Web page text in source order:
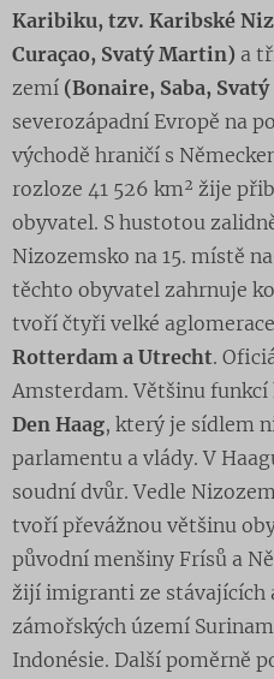
Karibiku, tzv. Karibské
Curaçao, Svatý Martin) a
zemí (Bonaire, Saba,
severozápadní Evropě na
východě hraničí s
rozloze 41 526 km² žije
obyvatel. S hustotou
Nizozemsko na 15. místě
těchto obyvatel zahrnuje
tvoří čtyři velké
Rotterdam a Utrecht.
Amsterdam. Většinu
Den Haag, který je sídlem
parlamentu a vlády. V
soudní dvůr. Vedle
tvoří převážnou většinu
původní menšiny Frísů a
žijí imigranti ze stávajících
zámořských území
Indonésie. Další poměrně